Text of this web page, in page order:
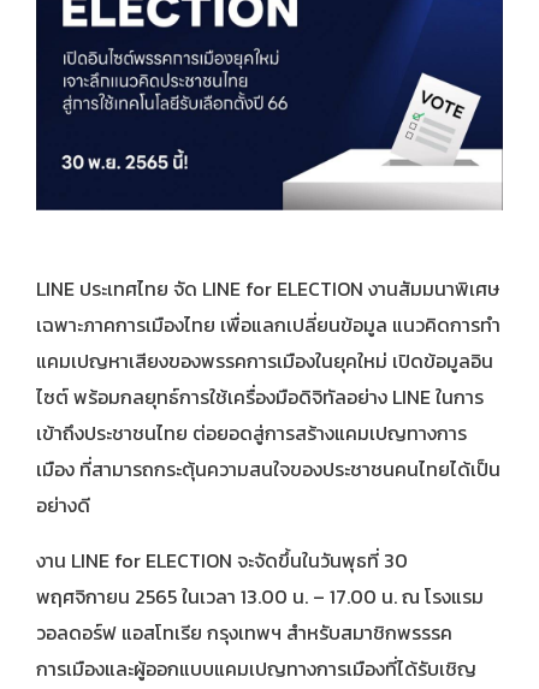
LINE ประเทศไทย จัด LINE for ELECTION งานสัมมนาพิเศษ
เฉพาะภาคการเมืองไทย เพื่อแลกเปลี่ยนข้อมูล แนวคิดการทำ
แคมเปญหาเสียงของพรรคการเมืองในยุคใหม่ เปิดข้อมูลอิน
ไซต์ พร้อมกลยุทธ์การใช้เครื่องมือดิจิทัลอย่าง LINE ในการ
เข้าถึงประชาชนไทย ต่อยอดสู่การสร้างแคมเปญทางการ
เมือง ที่สามารถกระตุ้นความสนใจของประชาชนคนไทยได้เป็น
อย่างดี
งาน LINE for ELECTION จะจัดขึ้นในวันพุธที่ 30
พฤศจิกายน 2565 ในเวลา 13.00 น. – 17.00 น. ณ โรงแรม
วอลดอร์ฟ แอสโทเรีย กรุงเทพฯ สำหรับสมาชิกพรรรค
การเมืองและผู้ออกแบบแคมเปญทางการเมืองที่ได้รับเชิญ